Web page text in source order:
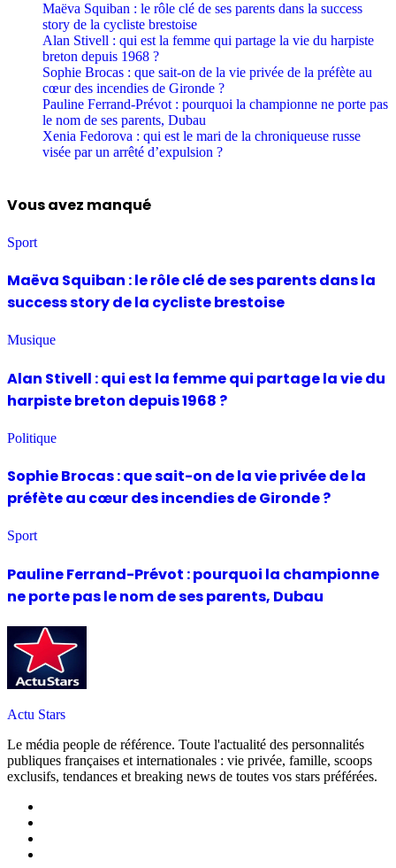
Maëva Squiban : le rôle clé de ses parents dans la success
story de la cycliste brestoise
Alan Stivell : qui est la femme qui partage la vie du harpiste
breton depuis 1968 ?
Sophie Brocas : que sait-on de la vie privée de la préfète au
cœur des incendies de Gironde ?
Pauline Ferrand-Prévot : pourquoi la championne ne porte pas
le nom de ses parents, Dubau
Xenia Fedorova : qui est le mari de la chroniqueuse russe
visée par un arrêté d’expulsion ?
Vous avez manqué
Sport
Maëva Squiban : le rôle clé de ses parents dans la
success story de la cycliste brestoise
Musique
Alan Stivell : qui est la femme qui partage la vie du
harpiste breton depuis 1968 ?
Politique
Sophie Brocas : que sait-on de la vie privée de la
préfète au cœur des incendies de Gironde ?
Sport
Pauline Ferrand-Prévot : pourquoi la championne
ne porte pas le nom de ses parents, Dubau
Actu Stars
Le média people de référence. Toute l'actualité des personnalités
publiques françaises et internationales : vie privée, famille, scoops
exclusifs, tendances et breaking news de toutes vos stars préférées.